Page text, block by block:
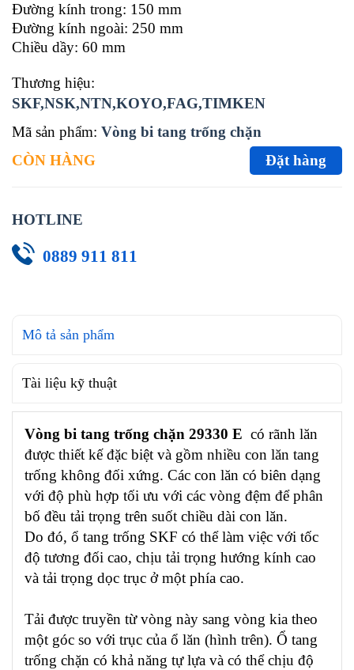
Đường kính trong: 150 mm
Đường kính ngoài: 250 mm
Chiều dầy: 60 mm
Thương hiệu:
SKF,NSK,NTN,KOYO,FAG,TIMKEN
Mã sản phẩm: Vòng bi tang trống chặn
CÒN HÀNG
Đặt hàng
HOTLINE
0889 911 811
Mô tả sản phẩm
Tài liệu kỹ thuật
Vòng bi tang trống chặn 29330 E có rãnh lăn
được thiết kế đặc biệt và gồm nhiều con lăn tang
trống không đối xứng. Các con lăn có biên dạng
với độ phù hợp tối ưu với các vòng đệm để phân
bố đều tải trọng trên suốt chiều dài con lăn.
Do đó, ổ tang trống SKF có thể làm việc với tốc
độ tương đối cao, chịu tải trọng hướng kính cao
và tải trọng dọc trục ở một phía cao.
Tải được truyền từ vòng này sang vòng kia theo
một góc so với trục của ổ lăn (hình trên). Ổ tang
trống chặn có khả năng tự lựa và có thể chịu độ